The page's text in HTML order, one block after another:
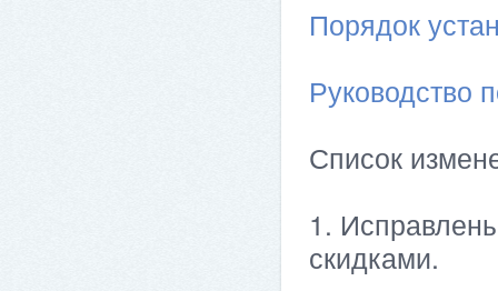
Порядок
Руководство
Список
1.
скидками.